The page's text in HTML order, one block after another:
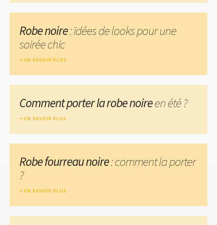
Robe noire: idées de looks pour une
soirée chic
EN SAVOIR PLUS
Comment porter la robe noireen été ?
EN SAVOIR PLUS
Robe fourreau noire: comment la porter
?
EN SAVOIR PLUS